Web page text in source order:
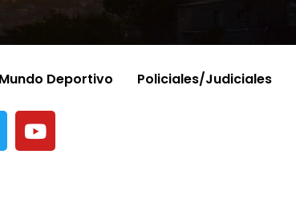
Mundo Deportivo Policiales/Judiciales